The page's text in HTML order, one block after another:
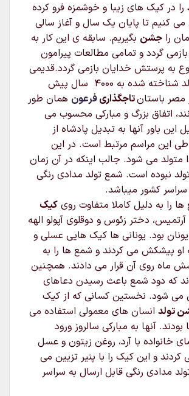
را در کیک های زیبا و خوشمزه فرو کرده
می کنیم تا پایان یک سال و آغاز سالی
را جشن بگیریم. سابقه ی این کار به
گردد و تمامی مطالعات پیرامون
به پرستش خدایان بازمی گردد.قدیمی
ترین جشن تولد شناخته شده به ۴۰۰۰ سال پیش
مصر باستانتاجگذاریفرعون همان طور
اتفاق بزرگ و مبارکی محسوب می
باور آنها به تبدیل پادشاه از
این مراسم مرتبط است. در این
می شود. جالب اینکه در آن زمان
نبوده است. شمع تولد مدادی رنگی
سراسر کشور میباشد.
را به دلیل کاملا متفاوت روی کیک
آرتمیس، دختر زئوس و دوقلوی آپولو الهه
بود. یونانی ها کیک هایی عسلی و
او پیشکش می کردند و شمع ها را به
ماه روی آن قرار می دادند. همچنین
که دود شمع باعث رسیدن دعاهای
می شود. نخستین کسانی که از کیک
تولد انسان های معمولی استفاده می
آنها به مبارکی سالروز ورود
خانواده با آرد، روغن زیتون و عسل
و این کیک را با پنیر تزیین می
مدادی رنگی قابل ارسال به سراسر